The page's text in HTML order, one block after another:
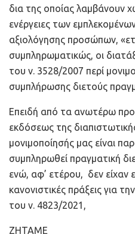
δια της οποίας λαμβάνουν
ενέργειες των
αξιολόγησης προσώπων,
συμπληρωματικώς, οι
του ν. 3528/2007 περί
συμπλήρωσης διετούς
Επειδή από τα ανωτέρω
εκδόσεως της
μονιμοποίησής μας είναι
συμπληρωθεί πραγματική
ενώ, αφ’ ετέρου, δεν είχαν
κανονιστικές πράξεις για
του ν. 4823/2021,
ΖΗΤΑΜΕ